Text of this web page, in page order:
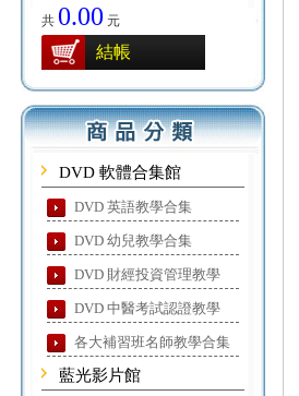
共 0.00 元
結帳
DVD 軟體合集館
DVD 英語教學合集
DVD 幼兒教學合集
DVD 財經投資管理教學
DVD 中醫考試認證教學
各大補習班名師教學合集
藍光影片館